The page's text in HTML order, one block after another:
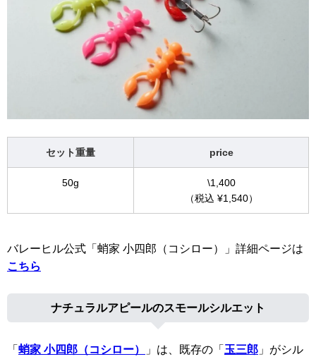
セット重量 price
50g
\1,400
（税込 ¥1,540）
バレーヒル公式「蛸家 小四郎（コシロー）」詳細ページは
こちら
ナチュラルアピールのスモールシルエット
「 蛸家 小四郎（コシロー） 」は、既存の「 玉三郎 」がシル